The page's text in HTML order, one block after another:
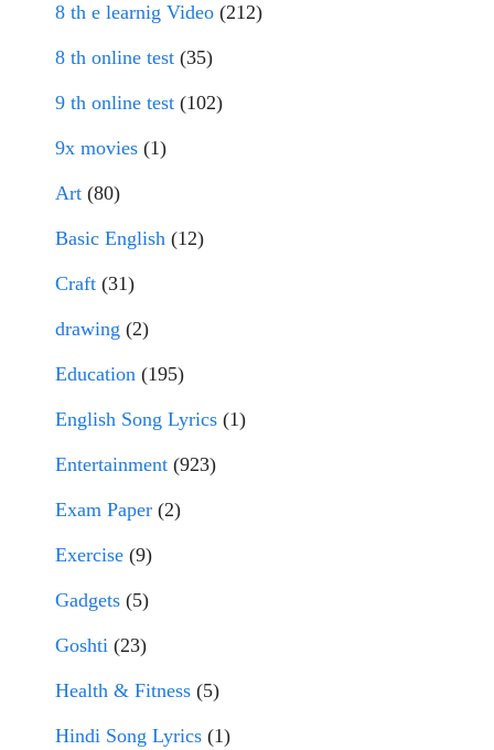
8 th e learnig Video (212)
8 th online test (35)
9 th online test (102)
9x movies (1)
Art (80)
Basic English (12)
Craft (31)
drawing (2)
Education (195)
English Song Lyrics (1)
Entertainment (923)
Exam Paper (2)
Exercise (9)
Gadgets (5)
Goshti (23)
Health & Fitness (5)
Hindi Song Lyrics (1)